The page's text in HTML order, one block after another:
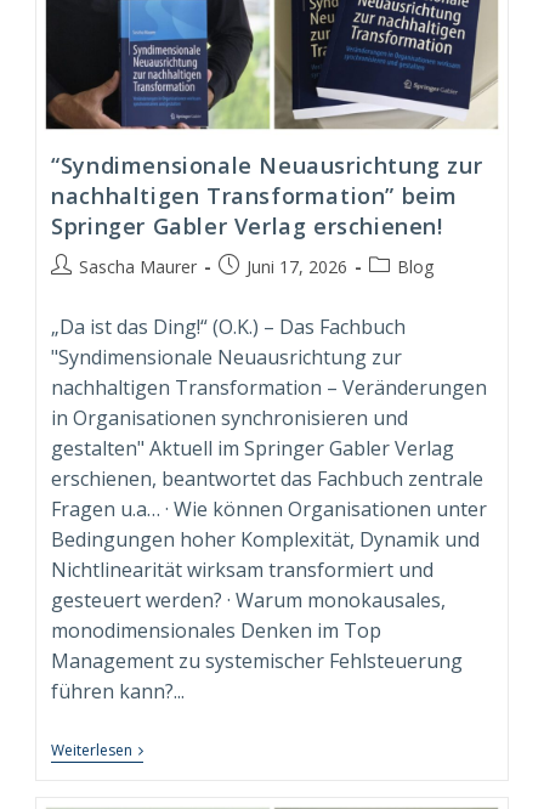
“Syndimensionale Neuausrichtung zur
nachhaltigen Transformation” beim
Springer Gabler Verlag erschienen!
Beitrags-
Sascha Maurer
BeitragJuni 17, 2026
Beitrags-
Blog
„Da ist das Ding!“ (O.K.) – Das Fachbuch
"Syndimensionale Neuausrichtung zur
nachhaltigen Transformation – Veränderungen
in Organisationen synchronisieren und
gestalten" Aktuell im Springer Gabler Verlag
erschienen, beantwortet das Fachbuch zentrale
Fragen u.a… · Wie können Organisationen unter
Bedingungen hoher Komplexität, Dynamik und
Nichtlinearität wirksam transformiert und
gesteuert werden? · Warum monokausales,
monodimensionales Denken im Top
Management zu systemischer Fehlsteuerung
führen kann?...
Weiterlesen “Syndimensionale
Neuausrichtung